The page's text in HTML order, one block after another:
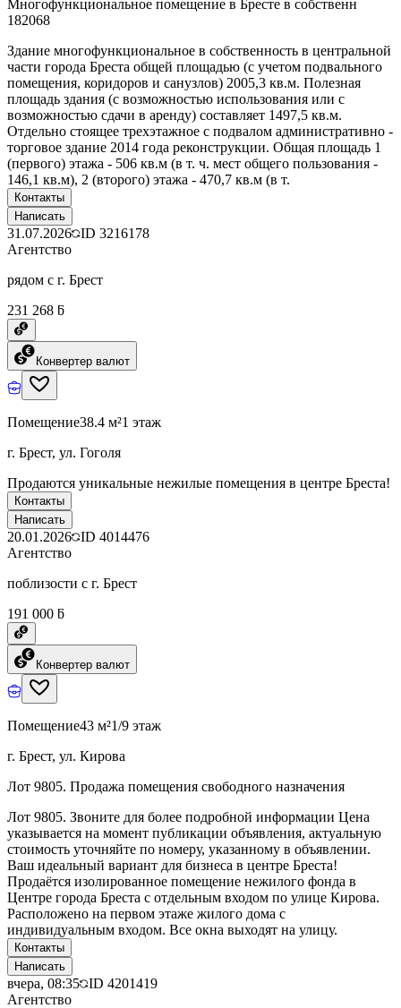
Многофункциональное помещение в Бресте в собственн
182068
Здание многофункциональное в собственность в центральной
части города Бреста общей площадью (с учетом подвального
помещения, коридоров и санузлов) 2005,3 кв.м. Полезная
площадь здания (с возможностью использования или с
возможностью сдачи в аренду) составляет 1497,5 кв.м.
Отдельно стоящее трехэтажное с подвалом административно -
торговое здание 2014 года реконструкции. Общая площадь 1
(первого) этажа - 506 кв.м (в т. ч. мест общего пользования -
146,1 кв.м), 2 (второго) этажа - 470,7 кв.м (в т.
Контакты
Написать
31.07.2026 ID 3216178
Агентство
рядом с г. Брест
231 268 ƃ
Конвертер валют
Помещение38.4 м²1 этаж
г. Брест, ул. Гоголя
Продаются уникальные нежилые помещения в центре Бреста!
Контакты
Написать
20.01.2026 ID 4014476
Агентство
поблизости с г. Брест
191 000 ƃ
Конвертер валют
Помещение43 м²1/9 этаж
г. Брест, ул. Кирова
Лот 9805. Продажа помещения свободного назначения
Лот 9805. Звоните для более подробной информации Цена
указывается на момент публикации объявления, актуальную
стоимость уточняйте по номеру, указанному в объявлении.
Ваш идеальный вариант для бизнеса в центре Бреста!
Продаётся изолированное помещение нежилого фонда в
Центре города Бреста с отдельным входом по улице Кирова.
Расположено на первом этаже жилого дома с
индивидуальным входом. Все окна выходят на улицу.
Контакты
Написать
вчера, 08:35 ID 4201419
Агентство